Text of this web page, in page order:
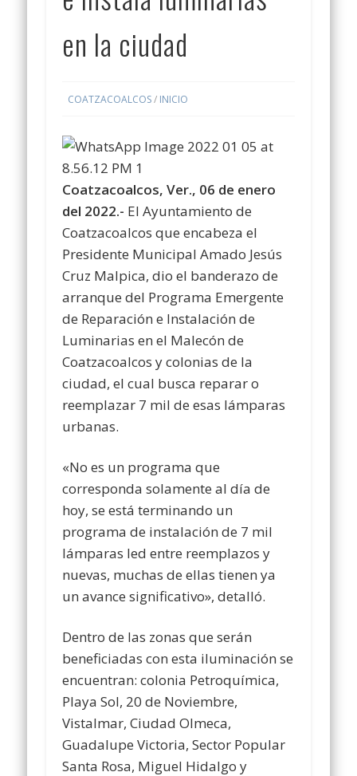
en la ciudad
COATZACOALCOS/ INICIO
Coatzacoalcos, Ver., 06 de enero
del 2022.- El Ayuntamiento de
Coatzacoalcos que encabeza el
Presidente Municipal Amado Jesús
Cruz Malpica, dio el banderazo de
arranque del Programa Emergente
de Reparación e Instalación de
Luminarias en el Malecón de
Coatzacoalcos y colonias de la
ciudad, el cual busca reparar o
reemplazar 7 mil de esas lámparas
urbanas.
«No es un programa que
corresponda solamente al día de
hoy, se está terminando un
programa de instalación de 7 mil
lámparas led entre reemplazos y
nuevas, muchas de ellas tienen ya
un avance significativo», detalló.
Dentro de las zonas que serán
beneficiadas con esta iluminación se
encuentran: colonia Petroquímica,
Playa Sol, 20 de Noviembre,
Vistalmar, Ciudad Olmeca,
Guadalupe Victoria, Sector Popular
Santa Rosa, Miguel Hidalgo y